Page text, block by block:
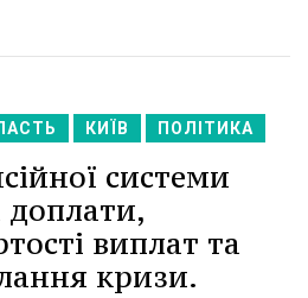
КИЇВ ПОЛІТИКА
системи
доплати,
виплат та
кризи.